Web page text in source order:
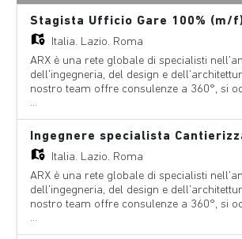
Stagista Ufficio Gare 100% (m/
Italia, Lazio, Roma
ARX è una rete globale di specialisti
dell'ingegneria, del design e
nostro team offre consulenze a 360°, si
della gestione dei progetti e di servizi
seguenti ambiti: aeroporti, ponti e altre
edifici-architettura, edifici – ingegneria
funivie, digital & Innovation, ambiente,
geologia, geotecnica & fondazione speciali,
idroelettrico, metropolitane, centrali
petrolio & gas, pipeline & reti, porti / opere
marittime, ferrovie, ingegneria fluviale,
Italia, Lazio, Roma
ARX è una rete globale di specialisti
dell'ingegneria, del design e
nostro team offre consulenze a 360°, si
della gestione dei progetti e di servizi
seguenti ambiti: aeroporti, ponti e altre